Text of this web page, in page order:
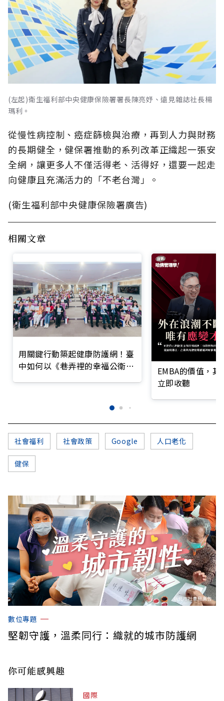
(左起)衛生福利部中央健康保險署署長陳亮妤、遠見雜誌社長楊
瑪利。
從慢性病控制、癌症篩檢與治療，再到人力與財務
的長期健全，健保署推動的系列改革正織起一張安
全網，讓更多人不僅活得老、活得好，還要一起走
向健康且充滿活力的「不老台灣」。
(衛生福利部中央健康保險署廣告)
相關文章
用關鍵行動築起健康防護網！臺
中如何以《巷弄裡的幸福公衛》
EMBA的價值，
立即收聽
社會福利 社會政策 Google 人口老化
健保
數位專題
堅韌守護，溫柔同行：織就的城市防護網
你可能感興趣
國際